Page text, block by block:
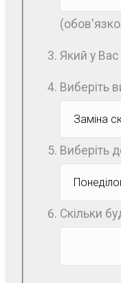
Який у Вас
Виберіть
Виберіть
Скільки